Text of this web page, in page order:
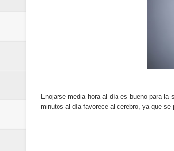
Guía completa
La noticia
Cómo ha
Cómo funcionan
Enojarse media hora al día es bueno para la
minutos al día favorece al cerebro, ya que se